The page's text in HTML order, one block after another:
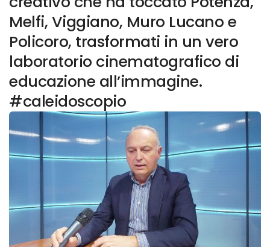
Melfi, Viggiano, Muro Lucano e
Policoro, trasformati in un vero
laboratorio cinematografico di
educazione all’immagine.
#caleidoscopio